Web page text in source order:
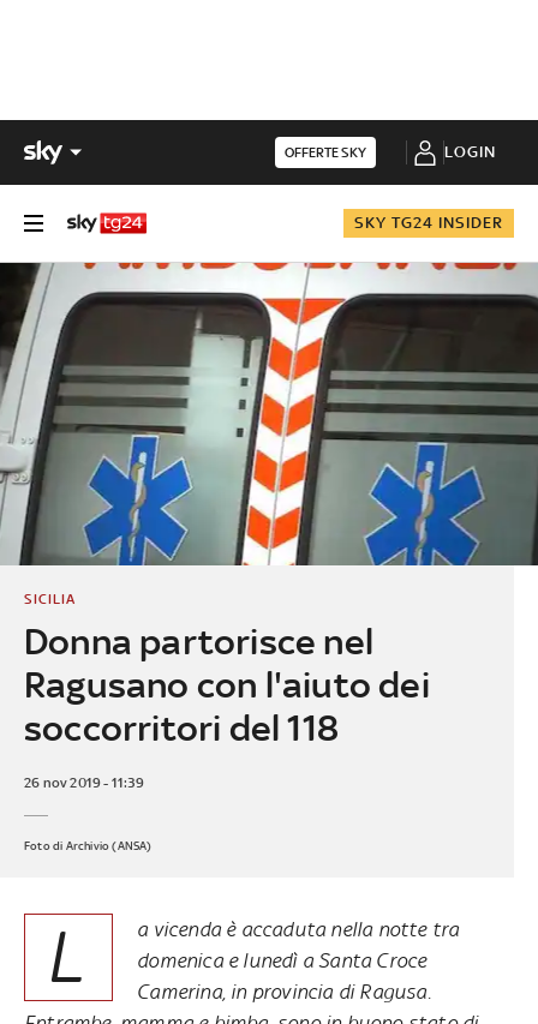
OFFERTE SKY LOGIN
SKY TG24 INSIDER
Donna partorisce nel
Ragusano con l'aiuto dei
soccorritori del 118
SICILIA
26 nov 2019 - 11:39
Foto di Archivio (ANSA)
L
a vicenda è accaduta nella notte tra
domenica e lunedì a Santa Croce
Camerina, in provincia di Ragusa.